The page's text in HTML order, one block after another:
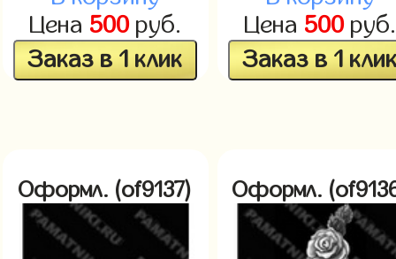
Цена 500руб.
Заказ в 1 клик
Цена 500руб.
Заказ в 1
Оформл. (of9137) Оформл.